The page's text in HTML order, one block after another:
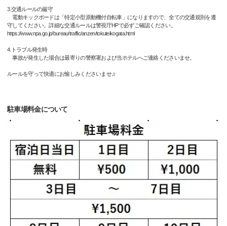
3.交通ルールの厳守
電動キックボードは「特定小型原動機付自転車」になりますので、全ての交通規則を遵
守してください。詳細な交通ルールは警視庁HPで必ずご確認ください。
https://www.npa.go.jp/bureau/traffic/anzen/tokuteikogata.html
4.トラブル発生時
事故が発生した場合は最寄りの警察署および当ホテルへご連絡くださいませ。
ルールを守って快適にお愉しみくださいませ♫
駐車場料金について